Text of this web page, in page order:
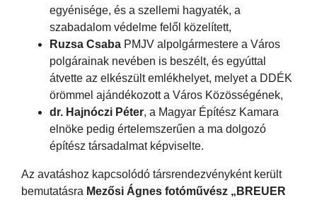
egyénisége, és a szellemi hagyaték, a
szabadalom védelme felől közelített,
Ruzsa Csaba PMJV alpolgármestere a Város
polgárainak nevében is beszélt, és egyúttal
átvette az elkészült emlékhelyet, melyet a DDÉK
örömmel ajándékozott a Város Közösségének,
dr. Hajnóczi Péter, a Magyar Építész Kamara
elnöke pedig értelemszerűen a ma dolgozó
építész társadalmat képviselte.
Az avatáshoz kapcsolódó társrendezvényként került
bemutatásra Mezősi Ágnes fotóművész „BREUER